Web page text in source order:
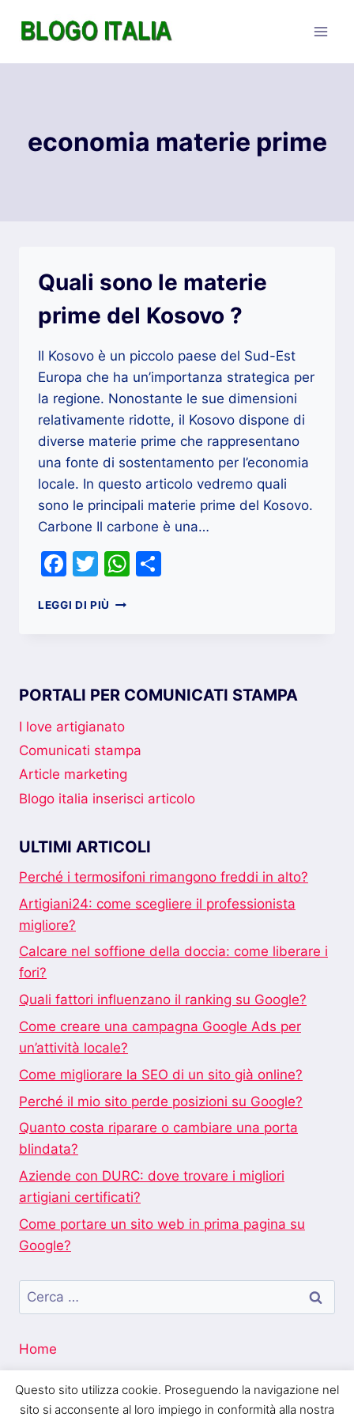
economia materie prime
Quali sono le materie
prime del Kosovo ?
Il Kosovo è un piccolo paese del Sud-Est
Europa che ha un’importanza strategica per
la regione. Nonostante le sue dimensioni
relativamente ridotte, il Kosovo dispone di
diverse materie prime che rappresentano
una fonte di sostentamento per l’economia
locale. In questo articolo vedremo quali
sono le principali materie prime del Kosovo.
Carbone Il carbone è una…
Facebook
TwitterWhatsApp
LEGGI DI PIÙ QUALI
KOSOVO
PORTALI PER COMUNICATI STAMPA
I love artigianato
Comunicati stampa
Article marketing
Blogo italia inserisci articolo
ULTIMI ARTICOLI
Perché i termosifoni rimangono freddi in alto?
Artigiani24: come scegliere il professionista
migliore?
Calcare nel soffione della doccia: come liberare i
fori?
Quali fattori influenzano il ranking su Google?
Come creare una campagna Google Ads per
un’attività locale?
Come migliorare la SEO di un sito già online?
Perché il mio sito perde posizioni su Google?
Quanto costa riparare o cambiare una porta
blindata?
Aziende con DURC: dove trovare i migliori
artigiani certificati?
Come portare un sito web in prima pagina su
Google?
Ricerca
per:
Home
Questo sito utilizza cookie. Proseguendo la navigazione nel
sito si acconsente al loro impiego in conformità alla nostra